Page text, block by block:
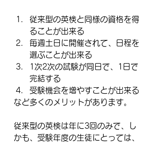
従来型の英検と同様の資格を得
ることが出来る
毎週土日に開催されて、日程を
選ぶことが出来る
1次2次の試験が同日で、1日で
完結する
受験機会を増やすことが出来る
など多くのメリットがあります。
従来型の英検は年に3回のみで、し
かも、受験年度の生徒にとっては、